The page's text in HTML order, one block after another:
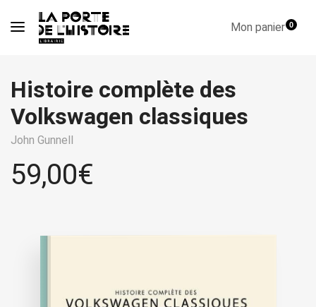
Mon panier0
Histoire complète des
Volkswagen classiques
John Gunnell
59,00€